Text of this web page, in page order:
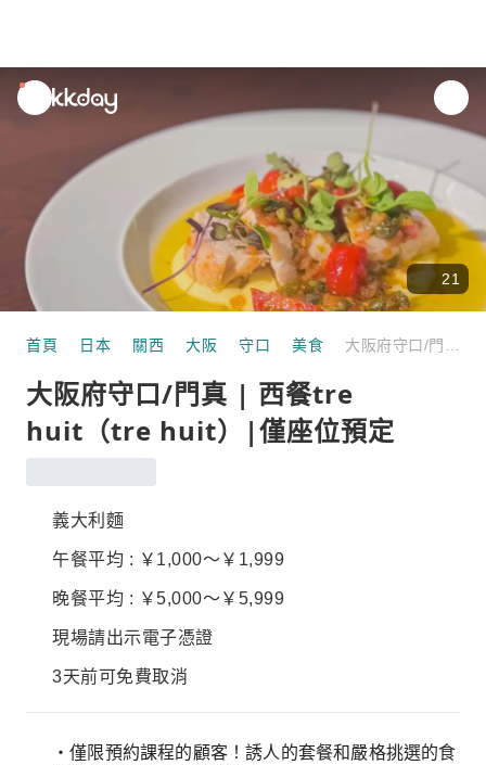
unread
notifications
21
首頁 日本 關西 大阪 守口 美食
大阪府守口/門真 | 西餐tre
huit（tre huit）|僅座位預定
義大利麵
午餐平均 : ￥1,000～￥1,999
晚餐平均 : ￥5,000～￥5,999
現場請出示電子憑證
3天前可免費取消
・僅限預約課程的顧客！誘人的套餐和嚴格挑選的食